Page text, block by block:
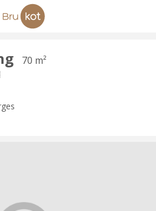
70 m²